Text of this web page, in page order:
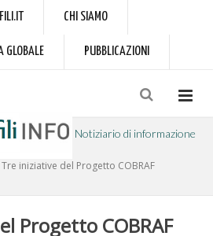
CHI SIAMO
GLOBALE PUBBLICAZIONI
Notiziario di informazione
Tre iniziative del Progetto COBRAF
Progetto COBRAF